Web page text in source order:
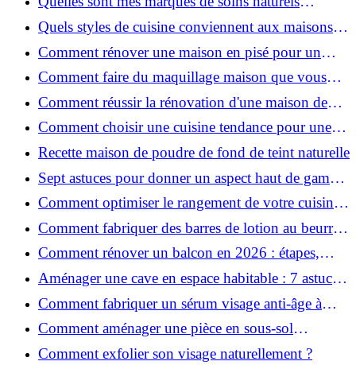
préférées ?
Quels styles de cuisine conviennent aux maisons et
appartements du Voironnais ?
Comment rénover une maison en pisé pour un
habitat sain et performant ?
Comment faire du maquillage maison que vous
utiliserez vraiment ?
Comment réussir la rénovation d'une maison de
ville en 2026 ?
Comment choisir une cuisine tendance pour une
rénovation en 2026 ?
Recette maison de poudre de fond de teint naturelle
Sept astuces pour donner un aspect haut de gamme
à votre cuisine
Comment optimiser le rangement de votre cuisine
et gagner de la place ?
Comment fabriquer des barres de lotion au beurre
de karité ?
Comment rénover un balcon en 2026 : étapes,
budget et matériaux ?
Aménager une cave en espace habitable : 7 astuces
essentielles
Comment fabriquer un sérum visage anti-âge à
l'huile de rose musquée ?
Comment aménager une pièce en sous-sol
efficacement ?
Comment exfolier son visage naturellement ?